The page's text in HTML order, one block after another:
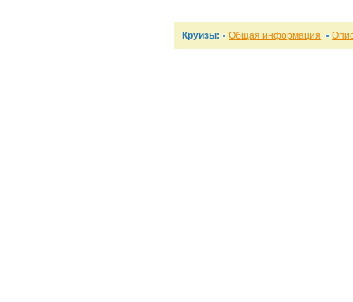
Круизы: Общая информация